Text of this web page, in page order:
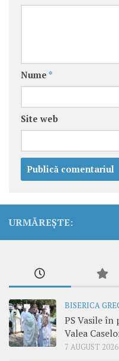
Nume *
Site web
URMĂREȘTE:
BISERICA
PS Vasile în
Valea
7 AUGUST 2026